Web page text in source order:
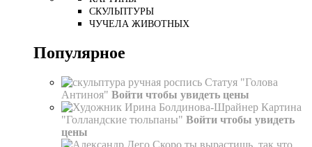
СКУЛЬПТУРЫ
ЧУЧЕЛА ЖИВОТНЫХ
Популярное
Статуя "Голова
Антиноя" Войти чтобы увидеть цены
Картина
"Голландские тюльпаны" Войти чтобы увидеть
цены